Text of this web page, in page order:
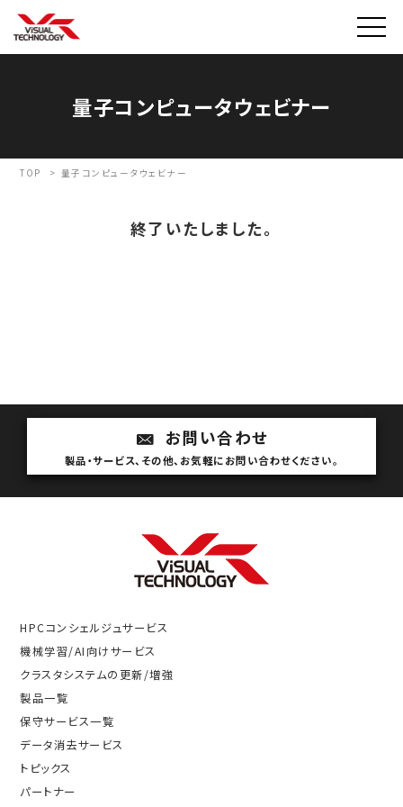
量子コンピュータウェビナー
TOP > 量子コンピュータウェビナー
終了いたしました。
お問い合わせ
製品・サービス、その他、お気軽にお問い合わせください。
HPCコンシェルジュサービス
機械学習/AI向けサービス
クラスタシステムの更新/増強
製品一覧
保守サービス一覧
データ消去サービス
トピックス
パートナー